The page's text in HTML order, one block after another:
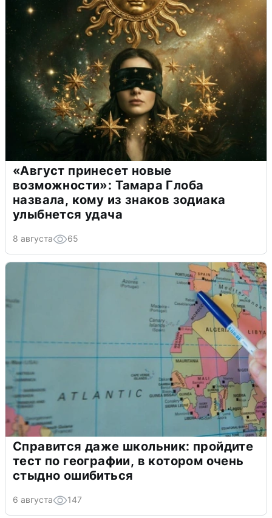
«Август принесет новые
возможности»: Тамара Глоба
назвала, кому из знаков зодиака
улыбнется удача
8 августа 65
Справится даже школьник: пройдите
тест по географии, в котором очень
стыдно ошибиться
6 августа 147